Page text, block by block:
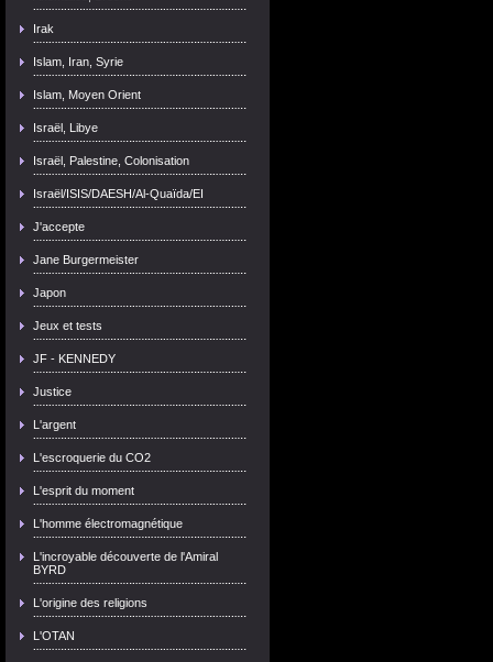
Irak
Islam, Iran, Syrie
Islam, Moyen Orient
Israël, Libye
Israël, Palestine, Colonisation
Israël/ISIS/DAESH/Al-Quaïda/EI
J'accepte
Jane Burgermeister
Japon
Jeux et tests
JF - KENNEDY
Justice
L'argent
L'escroquerie du CO2
L'esprit du moment
L'homme électromagnétique
L'incroyable découverte de l'Amiral
BYRD
L'origine des religions
L'OTAN